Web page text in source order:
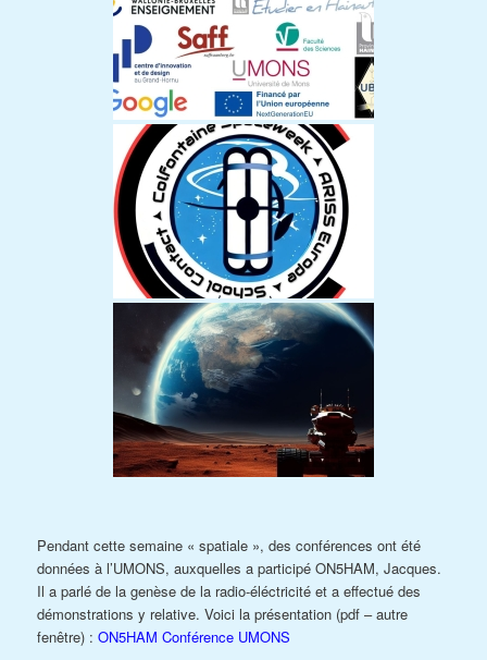
Pendant cette semaine « spatiale », des conférences ont été
données à l’UMONS, auxquelles a participé ON5HAM, Jacques.
Il a parlé de la genèse de la radio-éléctricité et a effectué des
démonstrations y relative. Voici la présentation (pdf – autre
fenêtre) :ON5HAM Conférence UMONS